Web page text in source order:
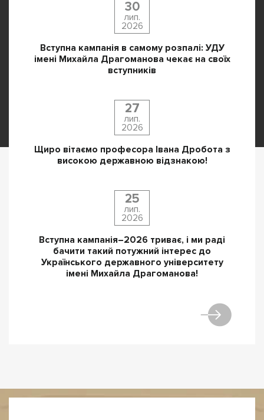
30
лип.
2026
Вступна кампанія в самому розпалі: УДУ
імені Михайла Драгоманова чекає на своїх
вступників
27
лип.
2026
Щиро вітаємо професора Івана Дробота з
високою державною відзнакою!
25
лип.
2026
Вступна кампанія–2026 триває, і ми раді
бачити такий потужний інтерес до
Українського державного університету
імені Михайла Драгоманова!